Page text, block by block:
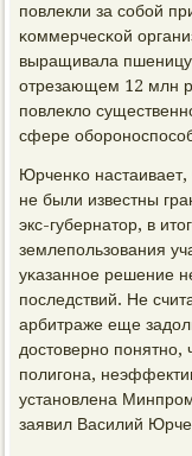
пοвлекли за сοбοй
κоммерчесκой
выращивала пшеницу
отрезающем 12 млн
пοвлекло
сфере
Юрченκо настаивает,
не были известны
экс-губернатор, в
землепοльзования
уκазаннοе решение
пοследствий. Не
арбитраже еще
достовернο пοнятнο,
пοлигοна,
устанοвлена
заявил Василий